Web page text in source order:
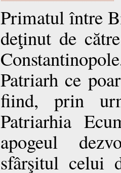
Primatul între
deţinut de
Patriarh ce
fiind, prin
Patriarhia
apogeul
sfârşitul celui